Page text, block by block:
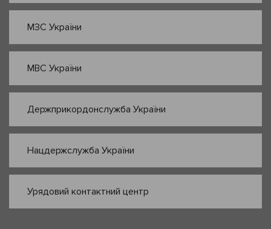
МЗС України
МВС України
Держприкордонслужба України
Нацдержслужба України
Урядовий контактний центр